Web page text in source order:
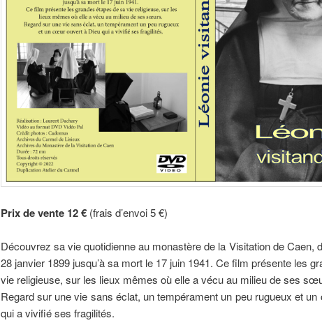
Prix de vente 12 €(frais d’envoi 5 €)
Découvrez sa vie quotidienne au monastère de la Visitation de Caen,
28 janvier 1899 jusqu’à sa mort le 17 juin 1941. Ce film présente les
vie religieuse, sur les lieux mêmes où elle a vécu au milieu de ses
Regard sur une vie sans éclat, un tempérament un peu rugueux et
qui a vivifié ses fragilités.